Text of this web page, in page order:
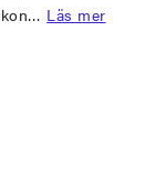
Läs mer